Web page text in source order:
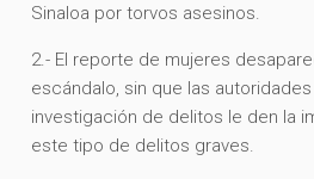
Sinaloa por torvos asesinos.
2.- El reporte de mujeres
escándalo, sin que las
investigación de delitos le den la
este tipo de delitos graves.